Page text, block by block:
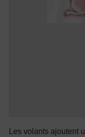
Les volants ajoutent